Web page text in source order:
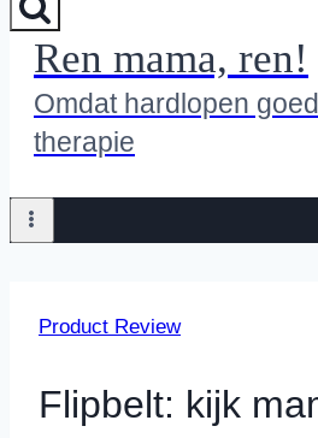
Ren mama, ren!
Omdat hardlopen
therapie
Product Review
Flipbelt: kijk